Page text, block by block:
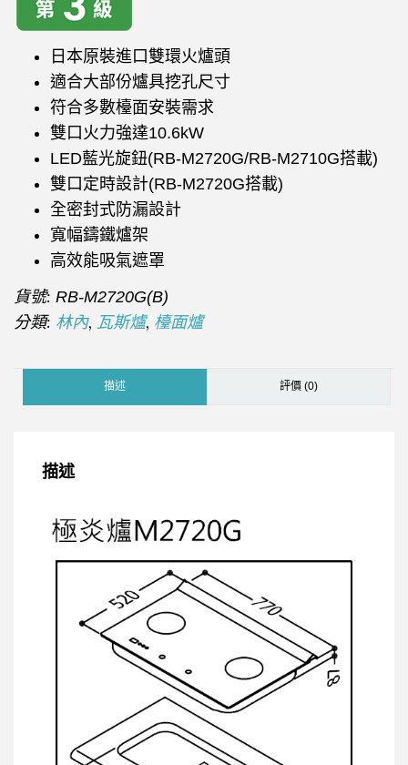
日本原裝進口雙環火爐頭
適合大部份爐具挖孔尺寸
符合多數檯面安裝需求
雙口火力強達10.6kW
LED藍光旋鈕(RB-M2720G/RB-M2710G搭載)
雙口定時設計(RB-M2720G搭載)
全密封式防漏設計
寬幅鑄鐵爐架
高效能吸氣遮罩
貨號: RB-M2720G(B)
分類: 林內, 瓦斯爐, 檯面爐
描述 評價 (0)
描述